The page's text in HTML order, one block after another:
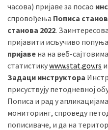
(139)
Uncategorized
(493)
Панчево
(479)
Чланци
(306)
часова) пријаве за посао
спровођења Пописа
станова 2022.
пријавити исључиво
пријаве на на веб-
статистикуwww.stat.gov.rs и
Задаци инструктора
присуствују петодневној
Пописа и рад у
мониторинг, спроведу
пописиваче, и да на